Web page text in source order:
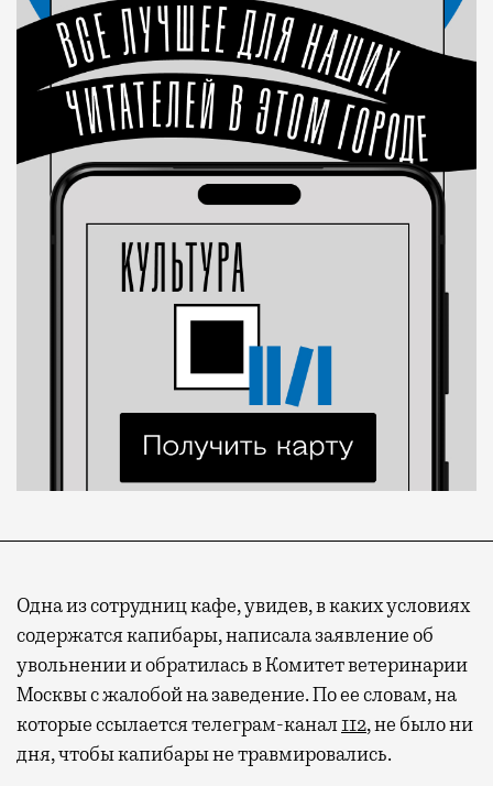
Современный путешественник часто берет
с собой не только чемодан, но и ноутбук.
Одна из сотрудниц кафе, увидев, в каких условиях
содержатся капибары, написала заявление об
увольнении и обратилась в Комитет ветеринарии
Москвы с жалобой на заведение. По ее словам, на
которые ссылается телеграм-канал112, не было ни
дня, чтобы капибары не травмировались.